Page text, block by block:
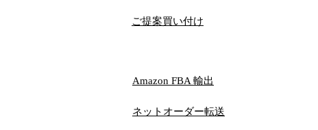
ご提案買い付け
​Amazon FBA 輸出
ネットオーダー​転送